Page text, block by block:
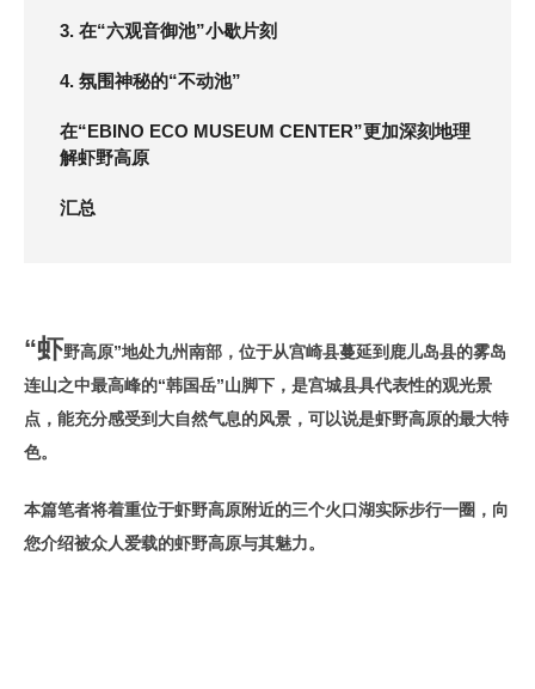
3. 在“六观音御池”小歇片刻
4. 氛围神秘的“不动池”
在“EBINO ECO MUSEUM CENTER”更加深刻地理
解虾野高原
汇总
“虾野高原”地处九州南部，位于从宫崎县蔓延到鹿儿岛县的雾岛
连山之中最高峰的“韩国岳”山脚下，是宫城县具代表性的观光景
点，能充分感受到大自然气息的风景，可以说是虾野高原的最大特
色。
本篇笔者将着重位于虾野高原附近的三个火口湖实际步行一圈，向
您介绍被众人爱载的虾野高原与其魅力。